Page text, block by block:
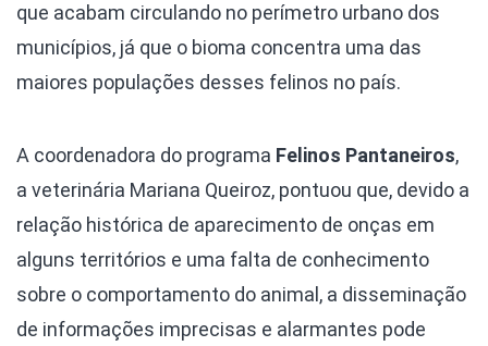
que acabam circulando no perímetro urbano dos
municípios, já que o bioma concentra uma das
maiores populações desses felinos no país.
A coordenadora do programa Felinos Pantaneiros,
a veterinária Mariana Queiroz, pontuou que, devido a
relação histórica de aparecimento de onças em
alguns territórios e uma falta de conhecimento
sobre o comportamento do animal, a disseminação
de informações imprecisas e alarmantes pode